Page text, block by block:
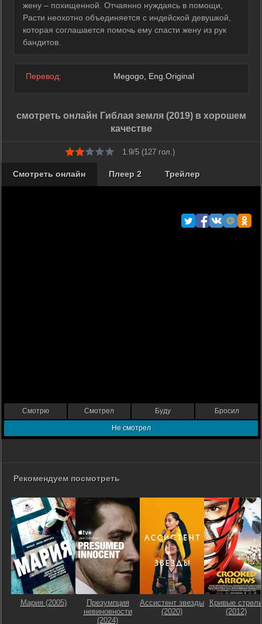
жену – похищенной. Отчаянно нуждаясь в помощи,
Расти неохотно объединяется с индейской девушкой,
которая соглашается помочь ему спасти жену из рук
бандитов.
Перевод: Megogo, Eng.Original
смотреть онлайн Гиблая земля (2019) в хорошем
качестве
1.9/5 (127гол.)
Смотреть онлайн Плеер 2 Трейлер
Смотрю Смотрел Буду Бросил
Не смотрел
Рекомендуем посмотреть
Мария (2005)
Презумпция
невиновности
(2024)
Ассистент звезды
(2020)
Кривые
(2012)